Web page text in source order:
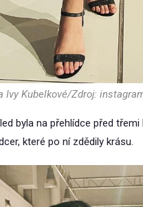
Ivy Kubelkové/Zdroj:
byla na přehlídce před
které po ní zdědily krásu.